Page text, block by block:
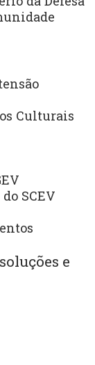
Culturais
SCEV
e